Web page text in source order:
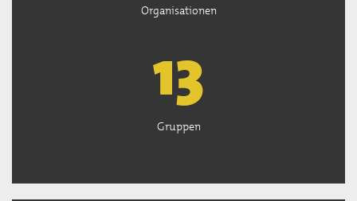
Organisationen
13
Gruppen